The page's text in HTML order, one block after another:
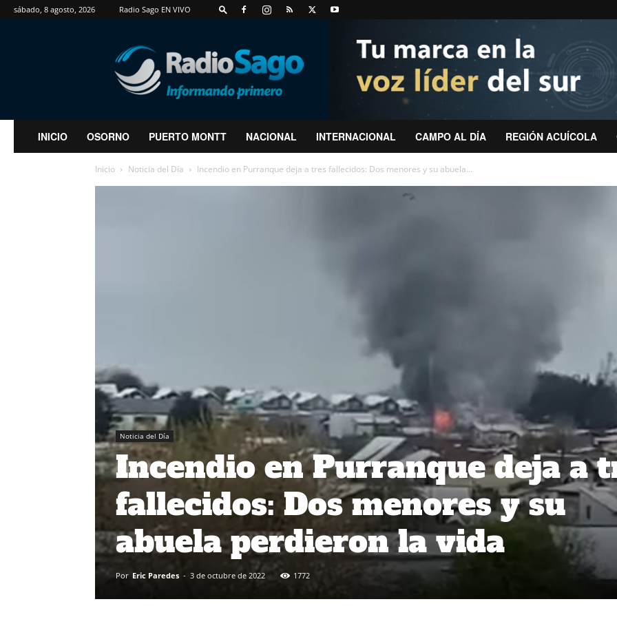
sábado, 8 agosto, 2026 Radio Sago EN VIVO
RadioSago
INICIO OSORNO PUERTO MONTT NACIONAL INTERNACIONAL CAMPO AL DÍA REGIÓN ACUÍCOLA
Inicio Noticia del Día Incendio en Purranque deja a tres fallecidos: Dos menores y su abuela...
Noticia del Día
Incendio en Purranque deja a
fallecidos: Dos menores y su
abuela perdieron la vida
Por Eric Paredes - 3 de octubre de 2022 1772